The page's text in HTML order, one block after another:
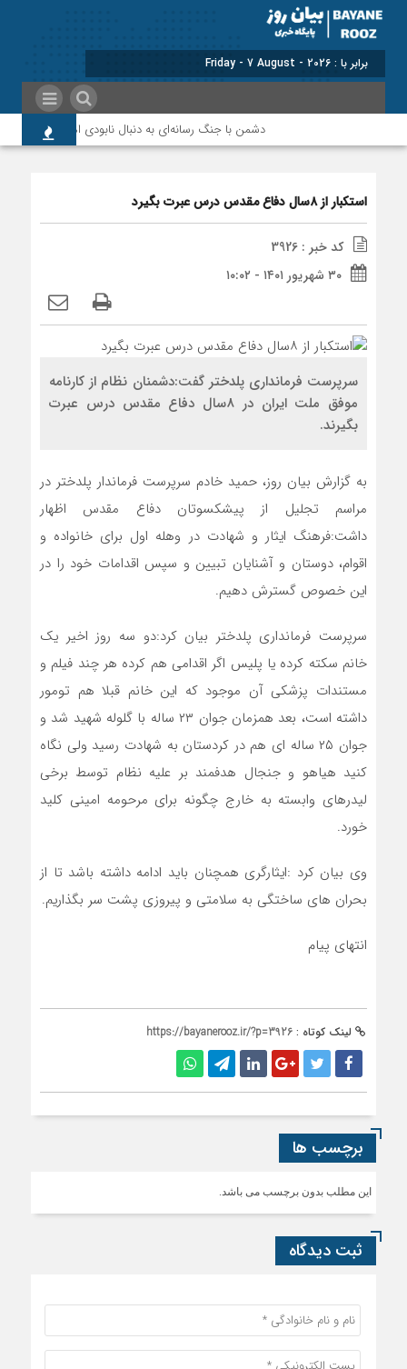
برابر با : Friday - 7 August - 2026
دشمن با جنگ رسانه‌ای به دنبال نابودی امید و اعتماد
استکبار از ۸سال دفاع مقدس درس عبرت بگیرد
کد خبر : 3926
۳۰ شهریور ۱۴۰۱ - ۱۰:۰۲
سرپرست فرمانداری پلدختر گفت:دشمنان نظام از کارنامه
موفق ملت ایران در 8سال دفاع مقدس درس عبرت
بگیرند.
به گزارش بیان روز، حمید خادم سرپرست فرماندار پلدختر در
مراسم تجلیل از پیشکسوتان دفاع مقدس اظهار
داشت:فرهنگ ایثار و شهادت در وهله اول برای خانواده و
اقوام، دوستان و آشنایان تبیین و سپس اقدامات خود را در
این خصوص گسترش دهیم.
سرپرست فرمانداری پلدختر بیان کرد:دو سه روز اخیر یک
خانم سکته کرده یا پلیس اگر اقدامی هم کرده هر چند فیلم و
مستندات پزشکی آن موجود که این خانم قبلا هم تومور
داشته است، بعد همزمان جوان ۲۳ ساله با گلوله شهید شد و
جوان ۲۵ ساله ای هم در کردستان به شهادت رسید ولی نگاه
کنید هیاهو و جنجال هدفمند بر علیه نظام توسط برخی
لیدرهای وابسته به خارج چگونه برای مرحومه امینی کلید
خورد.
وی بیان کرد :ایثارگری همچنان باید ادامه داشته باشد تا از
بحران های ساختگی به سلامتی و پیروزی پشت سر بگذاریم.
انتهای پیام
لینک کوتاه : https://bayanerooz.ir/?p=3926
برچسب ها
این مطلب بدون برچسب می باشد.
ثبت دیدگاه